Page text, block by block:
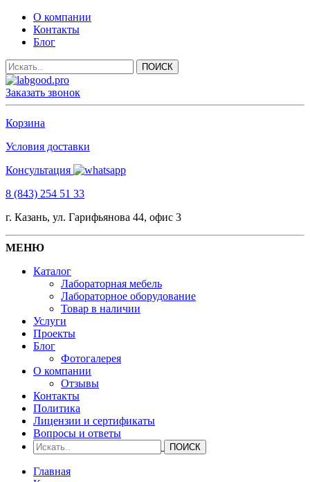
О компании
Контакты
Блог
Заказать звонок
Корзина
Условия доставки
Консультация
8 (843) 254 51 33
г. Казань, ул. Гарифьянова 44, офис 3
МЕНЮ
Каталог
Лабораторная мебель
Лабораторное оборудование
Товар в наличии
Услуги
Проекты
Блог
Фотогалерея
О компании
Отзывы
Контакты
Политика
Лицензии и сертификаты
Вопросы и ответы
Главная